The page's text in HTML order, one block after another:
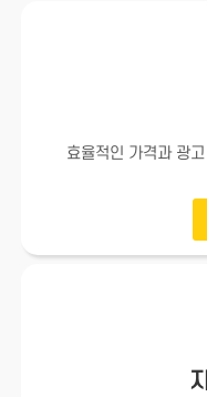
효율적인 가격과 광